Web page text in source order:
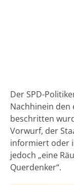
Der SPD-
Nachhinein den
beschritten
Vorwurf, der
informiert oder
jedoch „eine
Querdenker“.